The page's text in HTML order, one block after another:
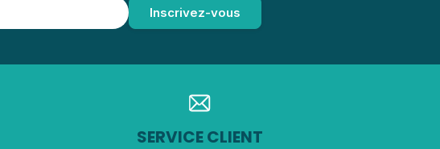
SERVICE CLIENT